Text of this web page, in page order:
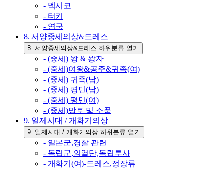
- 멕시코
- 터키
- 영국
8. 서양중세의상&드레스
8. 서양중세의상&드레스 하위분류 열기
- (중세) 왕 & 왕자
- (중세)여왕&공주&귀족(여)
- (중세) 귀족(남)
- (중세) 평민(남)
- (중세) 평민(여)
- (중세)망토 및 소품
9. 일제시대 / 개화기의상
9. 일제시대 / 개화기의상 하위분류 열기
- 일본군,경찰 관련
- 독립군,의열단,독립투사
- 개화기(여)-드레스,정장류